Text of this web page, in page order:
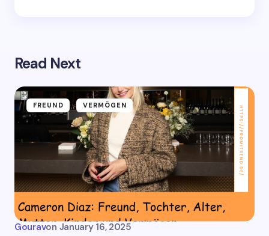
Read Next
FREUND VERMÖGEN
Gouravon January 16, 2025